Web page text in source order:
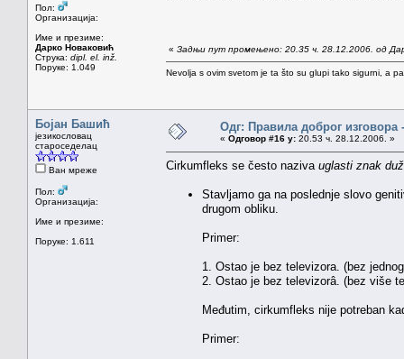
Пол:
Организација:
Име и презиме:
Дарко Новаковић
Струка: dipl. el. inž.
Поруке: 1.049
« Задњи пут промењено: 20.35 ч. 28.12.2006. од
Nevolja s ovim svetom je ta što su glupi tako sigurni, a
Бојан Башић
језикословац
староседелац
Ван мреже
Пол:
Организација:
Име и презиме:
Поруке: 1.611
Одг: Правила доброг изговора
« Одговор #16 у: 20.53 ч. 28.12.2006. »
Cirkumfleks se često naziva uglasti znak
Stavljamo ga na poslednje slovo
drugom obliku.
Primer:
1. Ostao je bez televizora. (bez
2. Ostao je bez televizorâ. (bez više
Međutim, cirkumfleks nije potreban
Primer: